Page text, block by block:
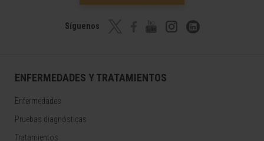
Síguenos
ENFERMEDADES Y TRATAMIENTOS
Enfermedades
Pruebas diagnósticas
Tratamientos